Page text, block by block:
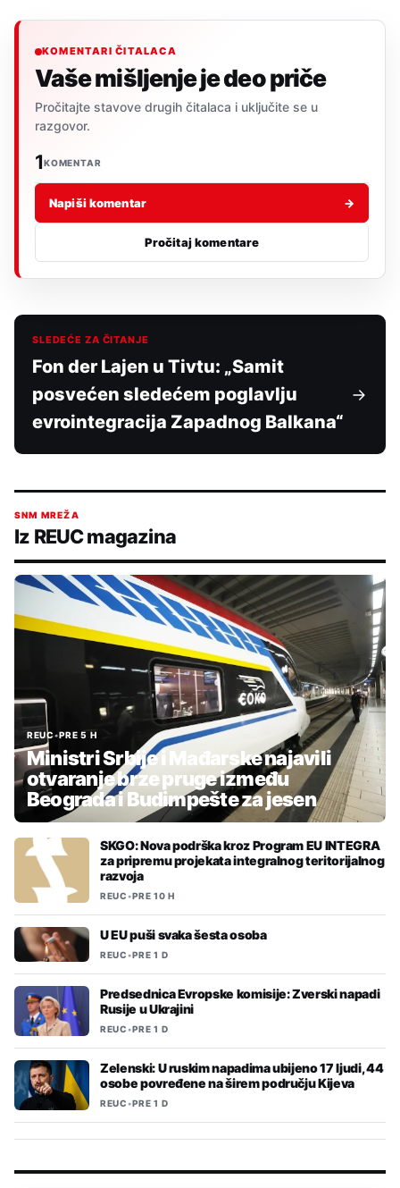
KOMENTARI ČITALACA
Vaše mišljenje je deo priče
Pročitajte stavove drugih čitalaca i uključite se u
razgovor.
1KOMENTAR
Napiši komentar →
Pročitaj komentare
SLEDEĆE ZA ČITANJE
Fon der Lajen u Tivtu: „Samit
posvećen sledećem poglavlju
evrointegracija Zapadnog Balkana“
SNM MREŽA
Iz REUC magazina
REUC•PRE 5 H
Ministri Srbije i Mađarske najavili
otvaranje brze pruge između
Beograda i Budimpešte za jesen
SKGO: Nova podrška kroz Program EU INTEGRA
za pripremu projekata integralnog teritorijalnog
razvoja
REUC•PRE 10 H
U EU puši svaka šesta osoba
REUC•PRE 1 D
Predsednica Evropske komisije: Zverski napadi
Rusije u Ukrajini
REUC•PRE 1 D
Zelenski: U ruskim napadima ubijeno 17 ljudi, 44
osobe povređene na širem području Kijeva
REUC•PRE 1 D